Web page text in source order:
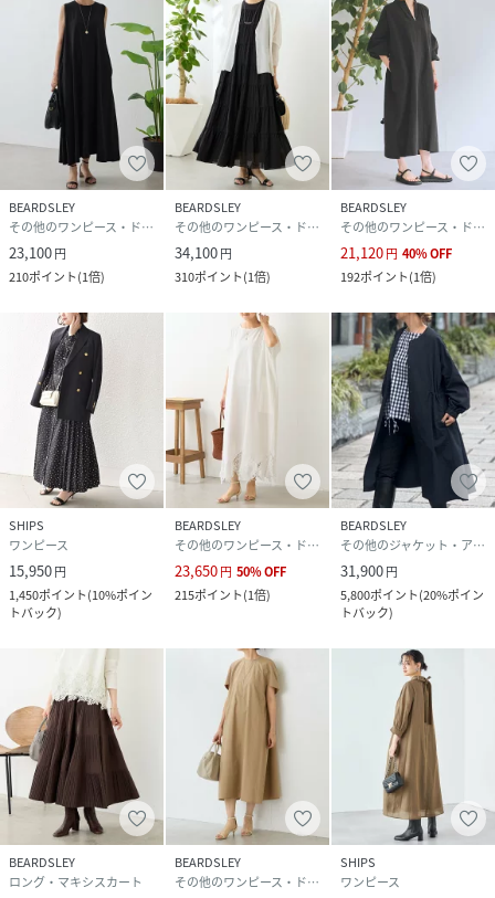
・タンブル乾燥不可
《予約商品について》
・サンプルの為、素材情報、洗濯表示については企画段階の
情報を記載しております。公的機関での試験データ結果を受
け、量産にあたり混率や洗濯方法の変更が発生する場合がご
ざいますので、ご了承くださいませ。
・サンプルでの撮影、計測をしております。商品の仕様が一
部変更になる場合がございます。
・撮影サンプル品はブランドタグがついておりません。製品
にはタグがつきますので、製品の表に縫い糸が見える場合が
ございます。
・工場の生産の都合上、納期が変更になる場合がございま
す。検品や輸送の関係で、発送日が前後しますのでご了承く
ださい。また、入荷状況により、お客様への発送が店頭販売
より遅れる場合もございます。
・店頭に陳列していた商品も含まれる場合がございます。
《商品画像について》
ご覧頂いている商品の写真につきましては、できるだけ実物
の色に近くなるように努めておりますが お使いの環境（モニ
ター、ブラウザ等）の違いにより、色の見え方が実物と若干
異なる場合がございます。 予めご了承ください。
《ハートをタップして商品のお気に入り登録》
登録カラーの商品の「残りわずか」「再入荷」「値下げ」通
知を受け取ることができます。
各ショップアプリにてブランドフォロー 新商品などの入荷情
報、最新のニュースやお得な情報を受け取ることができま
性別タイプ レディース
原産国
素材
レーヨン 85%,再生繊維(セルロース) 15%
手洗い可
※着用時・洗濯時は,必ず取扱い表示・タグをご
確認の上,お取り扱い下さい.
BEARDSLEY
その他のワンピース・ドレス
23,100円
210ポイント(1倍)
BEARDSLEY
その他のワンピース・ドレス
34,100円
310ポイント(1倍)
BEARDSLEY
その他のワンピース・ドレス
21,120円 40%OFF
192ポイント(1倍)
SHIPS
ワンピース
15,950円
1,450ポイント(10%ポイン
トバック)
BEARDSLEY
その他のワンピース・ドレス
23,650円 50%OFF
215ポイント(1倍)
BEARDSLEY
その他のジャケット・アウター
31,900円
5,800ポイント(20%ポイン
トバック)
BEARDSLEY
ロング・マキシスカート
BEARDSLEY
その他のワンピース・ドレス
SHIPS
ワンピース